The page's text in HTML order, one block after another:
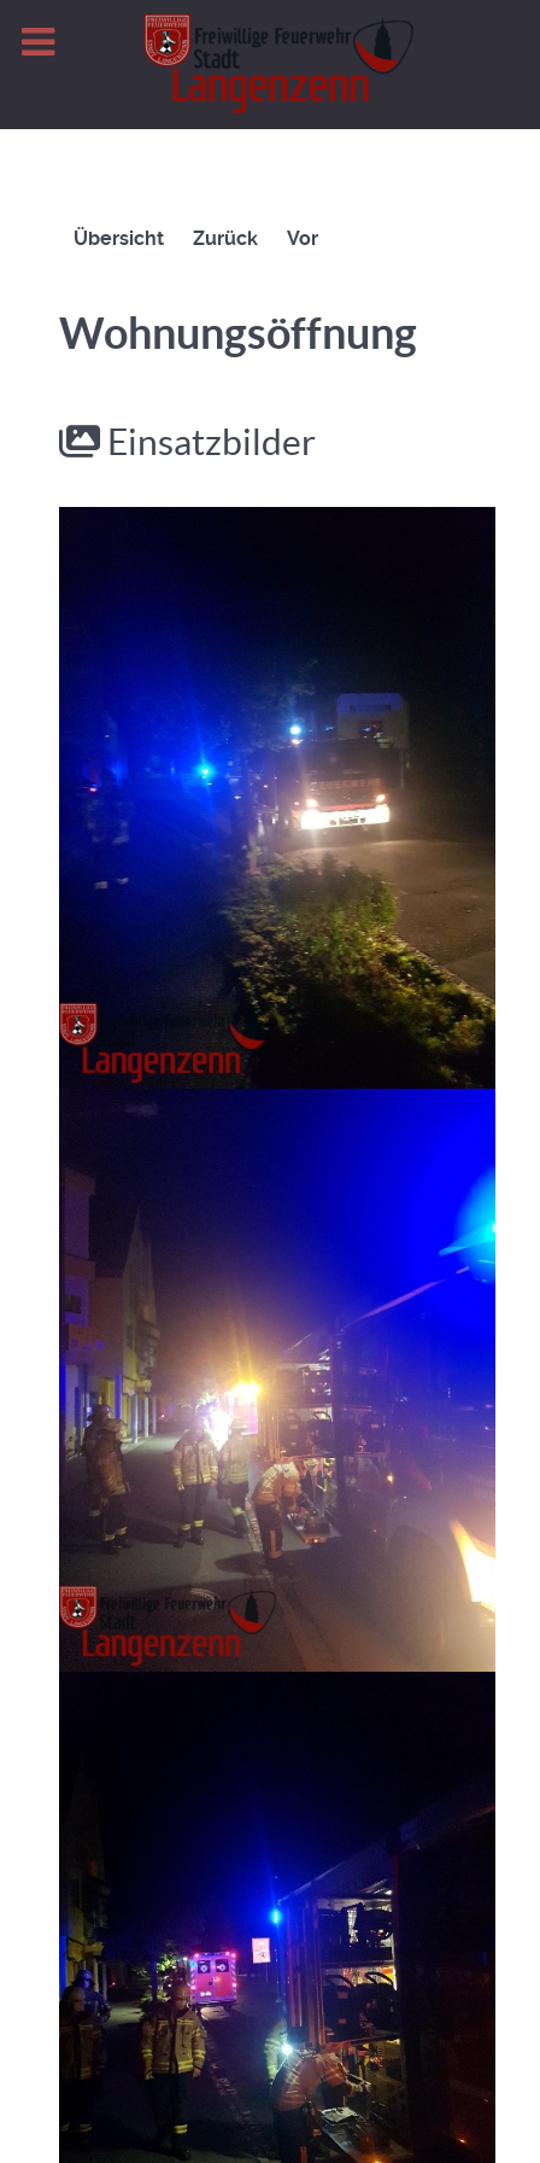
Übersicht Zurück Vor
Wohnungsöffnung
Einsatzbilder